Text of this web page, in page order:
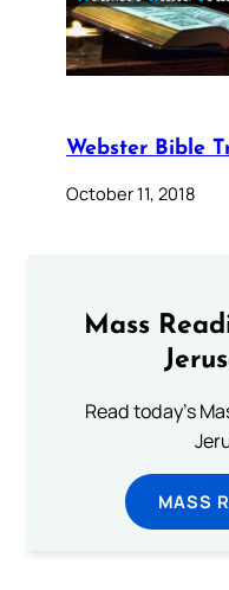
Webster Bible
October 11, 2018
Mass
Read today's
MASS